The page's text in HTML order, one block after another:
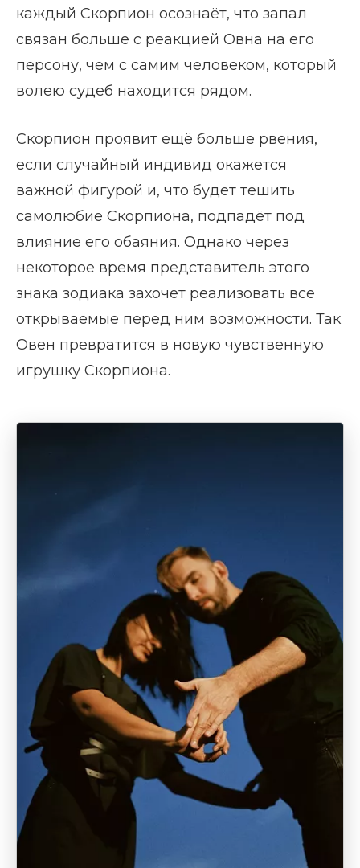
каждый Скорпион осознаёт, что запал
связан больше с реакцией Овна на его
персону, чем с самим человеком, который
волею судеб находится рядом.
Скорпион проявит ещё больше рвения,
если случайный индивид окажется
важной фигурой и, что будет тешить
самолюбие Скорпиона, подпадёт под
влияние его обаяния. Однако через
некоторое время представитель этого
знака зодиака захочет реализовать все
открываемые перед ним возможности. Так
Овен превратится в новую чувственную
игрушку Скорпиона.